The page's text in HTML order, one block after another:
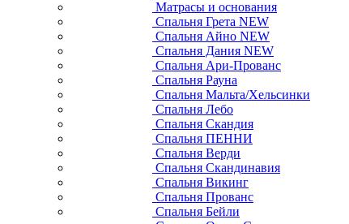
Матрасы и основания
Спальня Грета NEW
Спальня Айно NEW
Спальня Дания NEW
Спальня Ари-Прованс
Спальня Рауна
Спальня Мальта/Хельсинки
Спальня Лебо
Спальня Скандия
Спальня ПЕННИ
Спальня Верди
Спальня Скандинавия
Спальня Викинг
Спальня Прованс
Спальня Бейли